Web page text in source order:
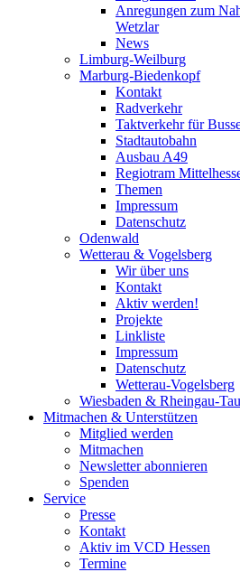
Anregungen zum
Wetzlar
News
Limburg-Weilburg
Marburg-Biedenkopf
Kontakt
Radverkehr
Taktverkehr für
Stadtautobahn
Ausbau A49
Regiotram
Themen
Impressum
Datenschutz
Odenwald
Wetterau & Vogelsberg
Wir über uns
Kontakt
Aktiv werden!
Projekte
Linkliste
Impressum
Datenschutz
Wetterau-Vogelsberg
Wiesbaden & Rheingau-
Mitmachen & Unterstützen
Mitglied werden
Mitmachen
Newsletter abonnieren
Spenden
Service
Presse
Kontakt
Aktiv im VCD Hessen
Termine